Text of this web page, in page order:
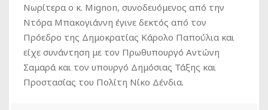
Νωρίτερα ο κ. Mignon, συνοδευόμενος από την
Ντόρα Μπακογιάννη έγινε δεκτός από τον
Πρόεδρο της Δημοκρατίας Κάρολο Παπούλια και
είχε συνάντηση με τον Πρωθυπουργό Αντώνη
Σαμαρά και τον υπουργό Δημόσιας Τάξης και
Προστασίας του Πολίτη Νίκο Δένδια.